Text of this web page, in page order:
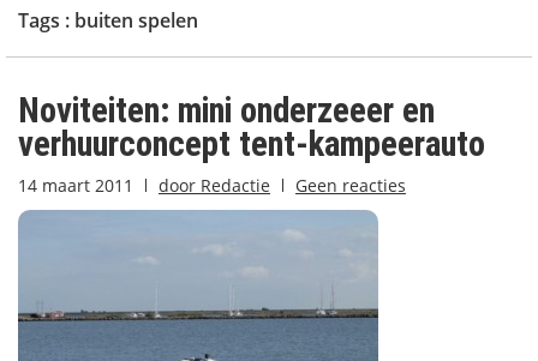
Tags : buiten spelen
Noviteiten: mini onderzeeer en
verhuurconcept tent-kampeerauto
14 maart 2011 door Redactie Geen reacties